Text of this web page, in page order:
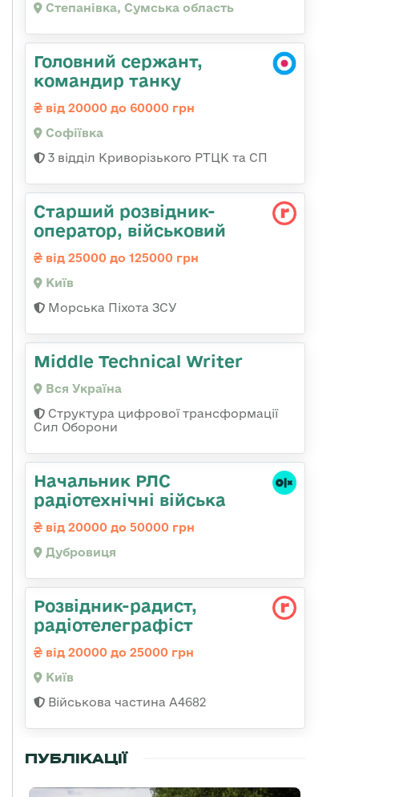
Степанівка, Сумська область
Головний сержант,
командир танку
від 20000 до 60000 грн
Софіївка
3 відділ Криворізького РТЦК та СП
Стаpший pозвідник-
опеpатоp, військовий
від 25000 до 125000 грн
Київ
Морська Піхота ЗСУ
Middle Technical Writer
Вся Україна
Структура цифрової трансформації
Сил Оборони
Начальник РЛС
радіотехнічні війська
від 20000 до 50000 грн
Дубровиця
Розвідник-радист,
радіотелеграфіст
від 20000 до 25000 грн
Київ
Військова частина А4682
ПУБЛІКАЦІЇ